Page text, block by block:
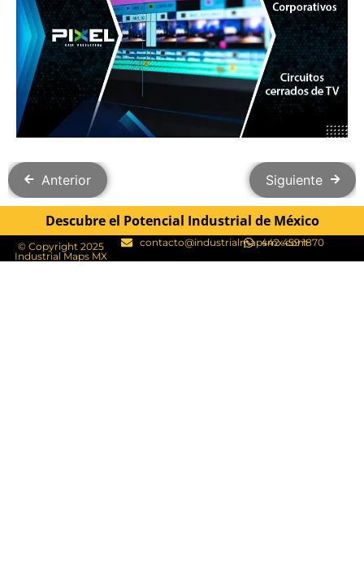
Anterior Siguiente
Descubre el Potencial Industrial de México
© Copyright 2025
Industrial Maps MX​
contacto@industrialmapsmx.com
442 459 1870